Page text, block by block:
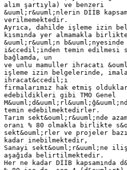
alım şartıyla) ve benzeri
&uuml;r&uuml;nlerin DİİB
verilmemektedir.
Ayrıca, dahilde işleme izin
kısmında yer almamakla
&uuml;r&uuml;n
i&ccedil;inden temin edilmesi
bağlamda, un
ve unlu mamuller ihracatı
işleme izin belgelerinde,
ihracat&ccedil;ı
firmalarımız hak etmiş
edebildikleri gibi TMO Genel
temin edebilmektedirler.
Tarım sekt&ouml;r&uuml;nde
oranı % 80 olmakla birlikte
sekt&ouml;rler ve projeler
kadar inebilmektedir,
Sanayi sekt&ouml;r&uuml;ne
aşağıda belirtilmektedir.
Her ne kadar DİİB kapsamında